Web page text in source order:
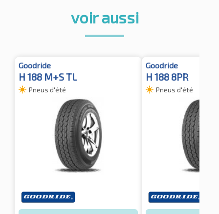
voir aussi
Goodride
H 188 M+S TL
Pneus d'été
Goodride
H 188 8PR
Pneus d'été